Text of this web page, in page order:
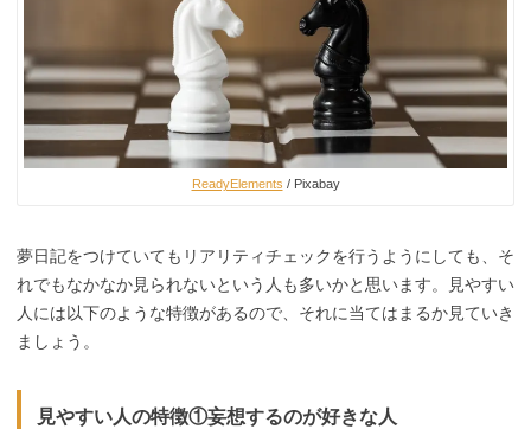
ReadyElements / Pixabay
夢日記をつけていてもリアリティチェックを行うようにしても、そ
れでもなかなか見られないという人も多いかと思います。見やすい
人には以下のような特徴があるので、それに当てはまるか見ていき
ましょう。
見やすい人の特徴①妄想するのが好きな人